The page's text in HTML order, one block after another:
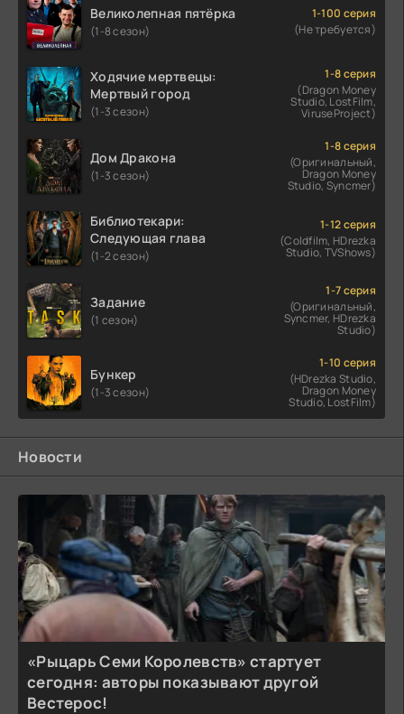
Великолепная пятёрка
(1-8 сезон)
1-100 серия
(Не требуется)
Ходячие мертвецы:
Мертвый город
(1-3 сезон)
1-8 серия
(Dragon Money
Studio, LostFilm,
ViruseProject)
Дом Дракона
(1-3 сезон)
1-8 серия
(Оригинальный,
Dragon Money
Studio, Syncmer)
Библиотекари:
Следующая глава
(1-2 сезон)
1-12 серия
(Coldfilm, HDrezka
Studio, TVShows)
Задание
(1 сезон)
1-7 серия
(Оригинальный,
Syncmer, HDrezka
Studio)
Бункер
(1-3 сезон)
1-10 серия
(HDrezka Studio,
Dragon Money
Studio, LostFilm)
Новости
«Рыцарь Семи Королевств» стартует
сегодня: авторы показывают другой
Вестерос!